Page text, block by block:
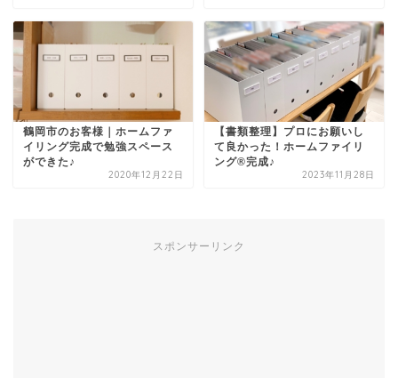
鶴岡市のお客様｜ホームファ
イリング完成で勉強スペース
ができた♪
2020年12月22日
【書類整理】プロにお願いし
て良かった！ホームファイリ
ング®完成♪
2023年11月28日
スポンサーリンク